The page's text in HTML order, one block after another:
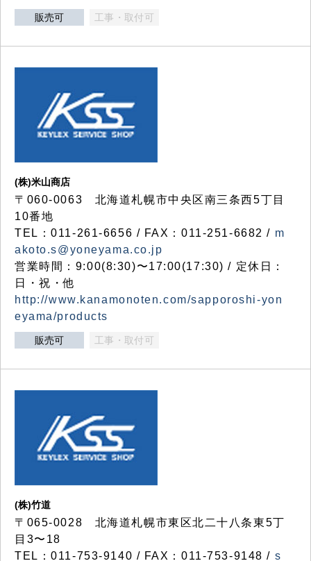
販売可 工事・取付可
(株)米山商店
〒060-0063 北海道札幌市中央区南三条西5丁目
10番地
TEL：011-261-6656 / FAX：011-251-6682 / m
akoto.s@yoneyama.co.jp
営業時間：9:00(8:30)〜17:00(17:30) / 定休日：
日・祝・他
http://www.kanamonoten.com/sapporoshi-yon
eyama/products
販売可 工事・取付可
(株)竹道
〒065-0028 北海道札幌市東区北二十八条東5丁
目3〜18
TEL：011-753-9140 / FAX：011-753-9148 / s